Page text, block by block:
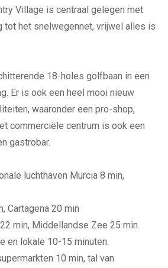
Village is centraal gelegen met
tot het snelwegennet, vrijwel alles is
18-holes golfbaan in een
Er is ook een heel mooi nieuw
waaronder een pro-shop,
commerciële centrum is ook een
gastrobar.
luchthaven Murcia 8 min,
Cartagena 20 min
min, Middellandse Zee 25 min.
en lokale 10-15 minuten.
10 min, tal van